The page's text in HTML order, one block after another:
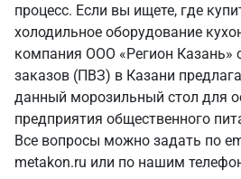
процесс. Если вы ищете, где
холодильное оборудование
компания ООО «Регион Казань»
заказов (ПВЗ) в Казани
данный морозильный стол для
предприятия общественного
Все вопросы можно задать по
metakon.ru или по нашим